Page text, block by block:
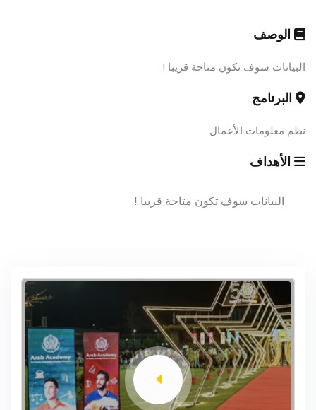
الوصف
البيانات سوف تكون متاحة قريبا !
البرنامج
نظم معلومات الأعمال
الأهداف
البيانات سوف تكون متاحة قريبا !.